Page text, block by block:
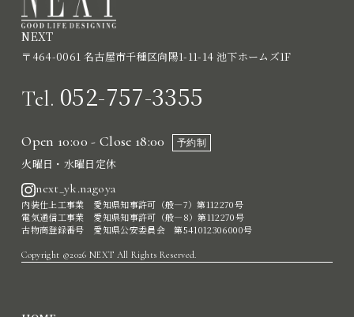
NEXT
〒464-0061 名古屋市千種区向陽1-11-14 池下ホームズ1F
Tel. 052-757-3355
Open 10:00 - Close 18:00 予約制
火曜日・水曜日定休
next_yk.nagoya
内装仕上工事業 愛知県知事許可（般―7）第112270号
電気通信工事業 愛知県知事許可（般―8）第112270号
古物商登録番号 愛知県公安委員会 第541012306000号
Copyright ©2026 NEXT All Rights Reserved.